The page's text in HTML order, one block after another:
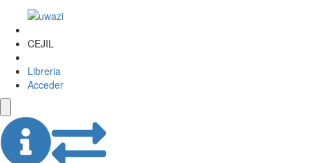
CEJIL
Libreria
Acceder